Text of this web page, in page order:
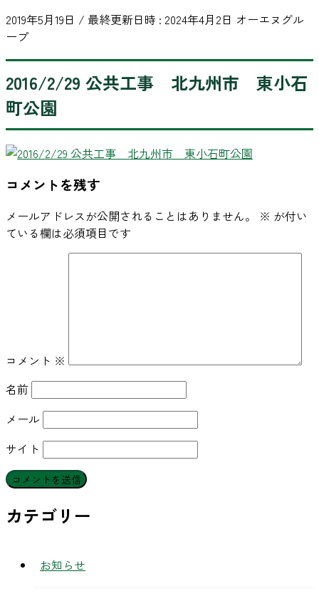
2019年5月19日 / 最終更新日時 : 2024年4月2日 オーエヌグル
ープ
2016/2/29 公共工事 北九州市 東小石
町公園
コメントを残す
メールアドレスが公開されることはありません。 ※ が付い
ている欄は必須項目です
コメント ※
名前
メール
サイト
カテゴリー
お知らせ